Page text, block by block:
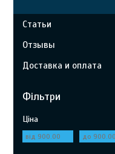
Статьи
Отзывы
Доставка и оплата
Фільтри
Ціна